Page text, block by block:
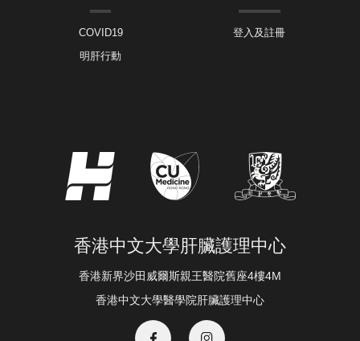
COVID19
明肝行動
登入及註冊
香港中文大學肝臟護理中心
香港新界沙田威爾斯親王醫院舊座4樓4M
香港中文大學醫學院肝臟護理中心